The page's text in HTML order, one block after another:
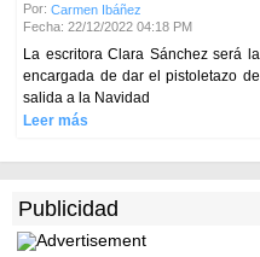
Por:Carmen Ibáñez
Fecha: 22/12/2022 04:18 PM
La escritora Clara Sánchez será la
encargada de dar el pistoletazo de
salida a la Navidad
Leer más
Publicidad